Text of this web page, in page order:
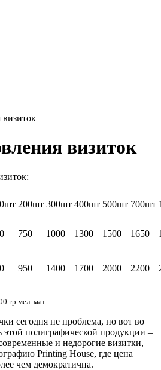
визиток
визиток
200шт 300шт 400шт 500шт 700шт
750 1000 1300 1500 1650
950 1400 1700 2000 2200
гр мел. мат.
сегодня не проблема, но вот во
этой полиграфической продукции –
и недорогие визитки,
Printing House, где цена
чем демократична.